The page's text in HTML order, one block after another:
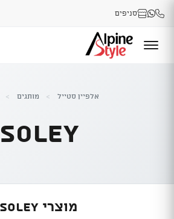
סניפים
אלפיין סטייל > מותגים >
SOLEY
מוצרי SOLEY